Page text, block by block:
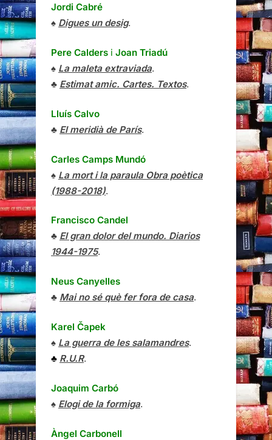
Jordi Cabré
♠ Digues un desig.
Pere Calders i Joan Triadú
♠ La maleta extraviada.
♣ Estimat amic. Cartes. Textos.
Lluís Calvo
♣ El meridià de París.
Carles Camps Mundó
♠ La mort i la paraula Obra poètica
(1988-2018).
Francisco Candel
♣ El gran dolor del mundo. Diarios
1944-1975.
Neus Canyelles
♣ Mai no sé què fer fora de casa.
Karel Čapek
♠ La guerra de les salamandres.
♣ R.U.R.
Joaquim Carbó
♠ Elogi de la formiga.
Àngel Carbonell